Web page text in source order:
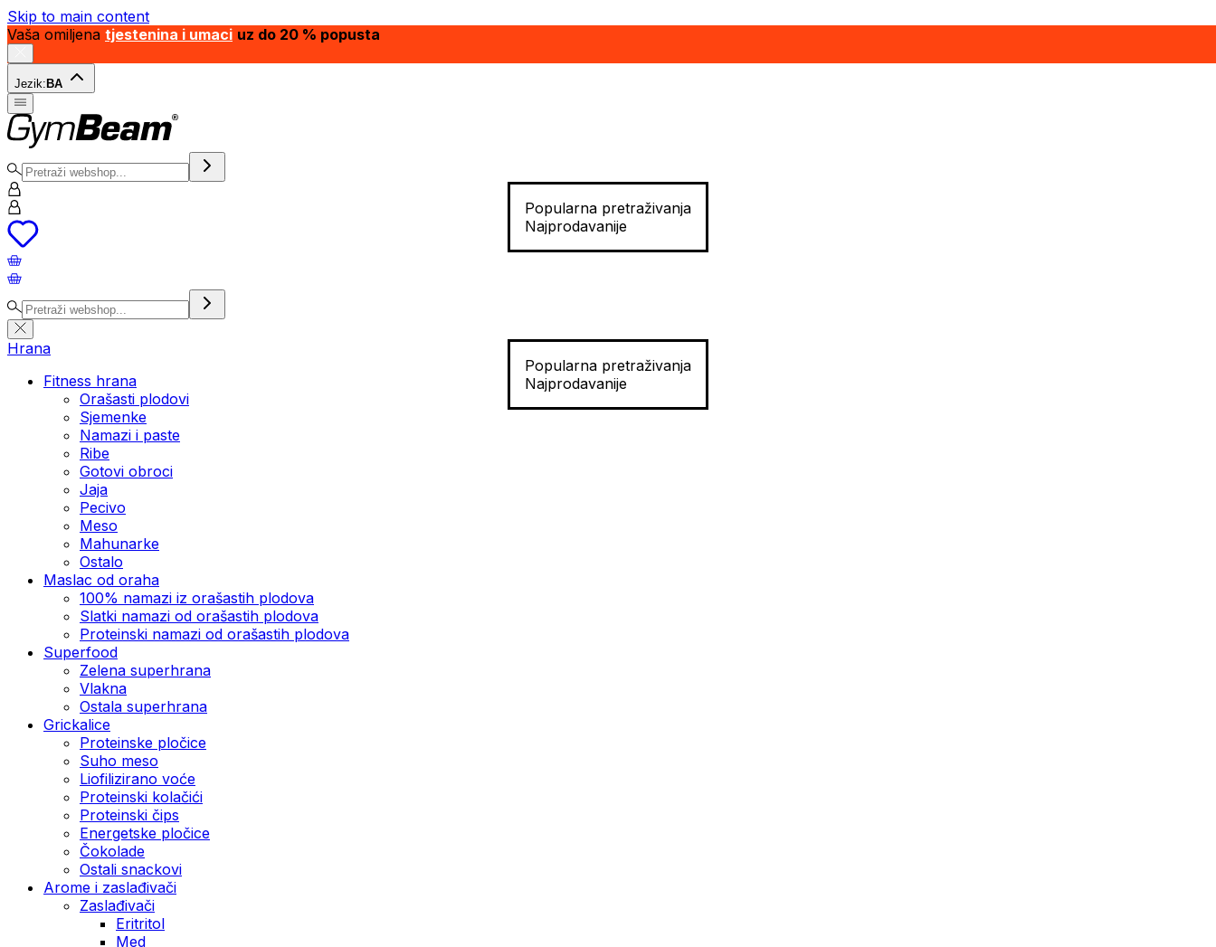
Skip to main content
Vaša omiljena tjestenina i umaci uz do 20 % popusta
Jezik: BA
Popularna pretraživanja
Najprodavanije
Popularna pretraživanja
Najprodavanije
Hrana
Fitness hrana
Orašasti plodovi
Sjemenke
Namazi i paste
Ribe
Gotovi obroci
Jaja
Pecivo
Meso
Mahunarke
Ostalo
Maslac od oraha
100% namazi iz orašastih plodova
Slatki namazi od orašastih plodova
Proteinski namazi od orašastih plodova
Superfood
Zelena superhrana
Vlakna
Ostala superhrana
Grickalice
Proteinske pločice
Suho meso
Liofilizirano voće
Proteinski kolačići
Proteinski čips
Energetske pločice
Čokolade
Ostali snackovi
Arome i zaslađivači
Zaslađivači
Eritritol
Med